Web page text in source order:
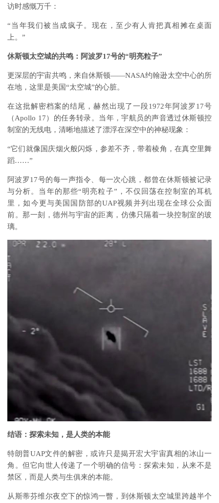
访时感慨万千：
“当年我们被当成疯子。现在，至少有人肯把真相摊在桌面
上。”
休斯顿太空城的共鸣：阿波罗17号的“明亮粒子”
更深层的宇宙共鸣，来自休斯顿——NASA约翰逊太空中心的所
在地，这里是美国“太空城”的心脏。
在这批解密档案的结尾，赫然出现了一段1972年阿波罗17号
（Apollo 17）的任务转录。当年，宇航员的声音透过休斯顿控
制室的无线电，清晰地描述了漂浮在深空中的神秘现象：
“它们就像国庆烟火般闪烁，参差不齐，带着棱角，在真空里舞
蹈……”
阿波罗17号的每一声指令、每一次心跳，都曾在休斯顿被记录
与分析。当年的那些“明亮粒子”，不仅回荡在控制室的耳机
里，如今更与美国国防部的UAP视频并列出现在全球公众面
前。那一刻，德州与宇宙的距离，仿佛只隔着一块控制室的玻
璃。
结语：探索未知，是人类的本能
特朗普UAP文件的解密，或许只是揭开宏大宇宙真相的冰山一
角。但它向世人传递了一个明确的信号：探索未知，从来不是
禁区，而是人类与生俱来的本能。
从斯蒂芬维尔夜空下的惊鸿一瞥，到休斯顿太空城里跨越半个